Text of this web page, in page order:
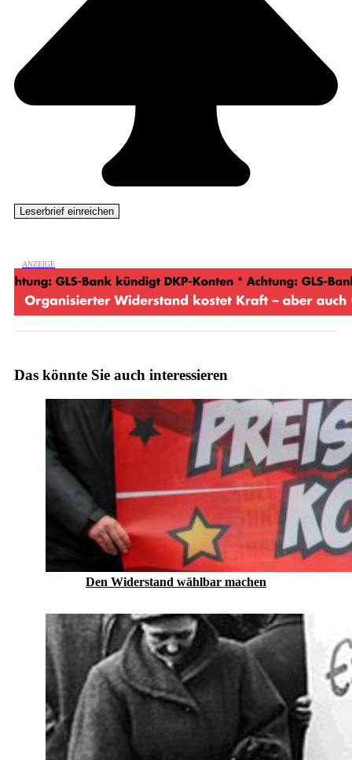
Das könnte Sie auch interessieren
Den Widerstand wählbar machen